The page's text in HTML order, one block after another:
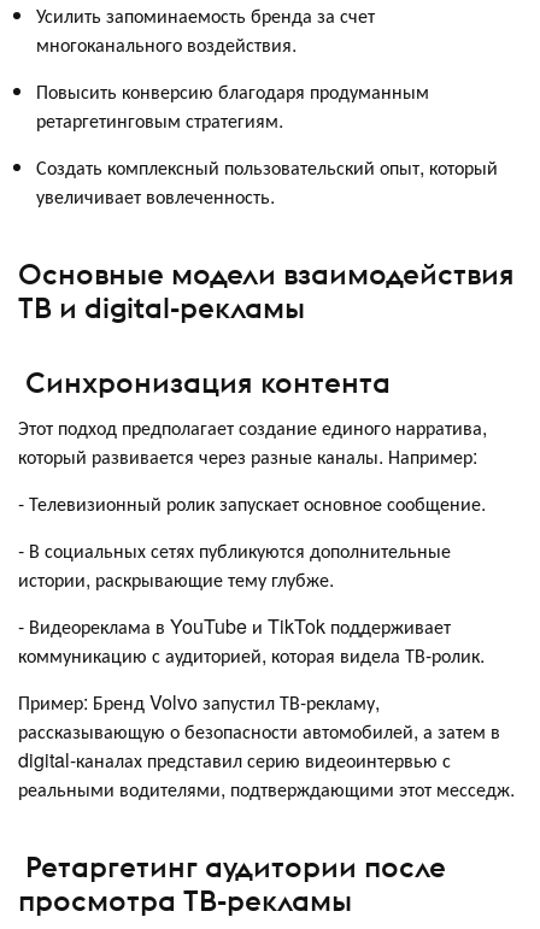
Усилить запоминаемость бренда за счет
многоканального воздействия.
Повысить конверсию благодаря продуманным
ретаргетинговым стратегиям.
Создать комплексный пользовательский опыт, который
увеличивает вовлеченность.
Основные модели взаимодействия
ТВ и digital-рекламы
Синхронизация контента
Этот подход предполагает создание единого нарратива,
который развивается через разные каналы. Например:
- Телевизионный ролик запускает основное сообщение.
- В социальных сетях публикуются дополнительные
истории, раскрывающие тему глубже.
- Видеореклама в YouTube и TikTok поддерживает
коммуникацию с аудиторией, которая видела ТВ-ролик.
Пример: Бренд Volvo запустил ТВ-рекламу,
рассказывающую о безопасности автомобилей, а затем в
digital-каналах представил серию видеоинтервью с
реальными водителями, подтверждающими этот месседж.
Ретаргетинг аудитории после
просмотра ТВ-рекламы